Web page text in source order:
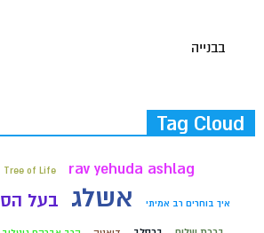
בבנייה
Tag Cloud
rav yehuda ashlag
Tree of Life
איך בוחרים רב אמיתי אשלג בעל